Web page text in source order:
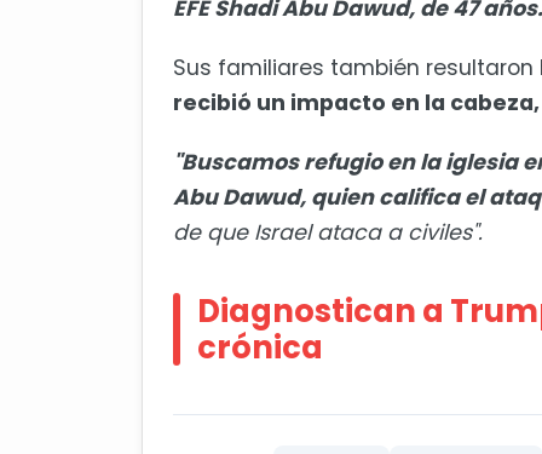
EFE Shadi Abu Dawud, de 47 años.
Sus familiares también
recibió un impacto en la
"Buscamos refugio en la iglesia
Abu Dawud, quien califica el
de que Israel ataca a civiles".
Diagnostican a
crónica